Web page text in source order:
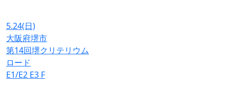
5.24(日)
大阪府堺市
第14回堺クリテリウム
ロード
E1/E2 E3 F